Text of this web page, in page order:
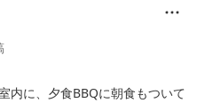
内に、夕食BBQに朝食もついて